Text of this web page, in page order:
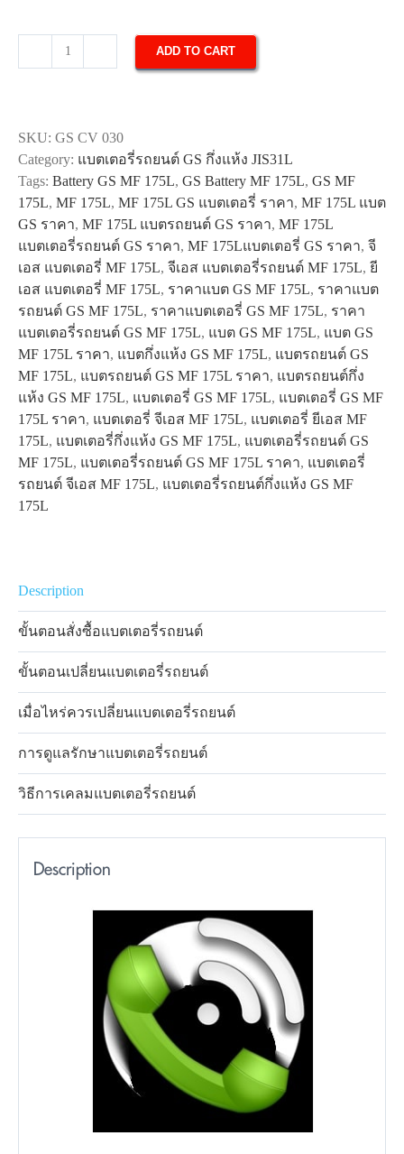
175L
quantity
ADD TO CART
SKU: GS CV 030
Category: แบตเตอรี่รถยนต์ GS กึ่งแห้ง JIS31L
Tags: Battery GS MF 175L, GS Battery MF 175L, GS MF
175L, MF 175L, MF 175L GS แบตเตอรี่ ราคา, MF 175L แบต
GS ราคา, MF 175L แบตรถยนต์ GS ราคา, MF 175L
แบตเตอรี่รถยนต์ GS ราคา, MF 175Lแบตเตอรี่ GS ราคา, จี
เอส แบตเตอรี่ MF 175L, จีเอส แบตเตอรี่รถยนต์ MF 175L, ยี
เอส แบตเตอรี่ MF 175L, ราคาแบต GS MF 175L, ราคาแบต
รถยนต์ GS MF 175L, ราคาแบตเตอรี่ GS MF 175L, ราคา
แบตเตอรี่รถยนต์ GS MF 175L, แบต GS MF 175L, แบต GS
MF 175L ราคา, แบตกึ่งแห้ง GS MF 175L, แบตรถยนต์ GS
MF 175L, แบตรถยนต์ GS MF 175L ราคา, แบตรถยนต์กึ่ง
แห้ง GS MF 175L, แบตเตอรี่ GS MF 175L, แบตเตอรี่ GS MF
175L ราคา, แบตเตอรี่ จีเอส MF 175L, แบตเตอรี่ ยีเอส MF
175L, แบตเตอรี่กึ่งแห้ง GS MF 175L, แบตเตอรี่รถยนต์ GS
MF 175L, แบตเตอรี่รถยนต์ GS MF 175L ราคา, แบตเตอรี่
รถยนต์ จีเอส MF 175L, แบตเตอรี่รถยนต์กึ่งแห้ง GS MF
175L
Description
ขั้นตอนสั่งซื้อแบตเตอรี่รถยนต์
ขั้นตอนเปลี่ยนแบตเตอรี่รถยนต์
เมื่อไหร่ควรเปลี่ยนแบตเตอรี่รถยนต์
การดูแลรักษาแบตเตอรี่รถยนต์
วิธีการเคลมแบตเตอรี่รถยนต์
Description